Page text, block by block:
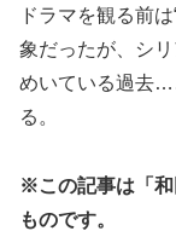
ドラマを観る前
象だったが、シ
めいている過去
る。
※この記事は「和
ものです。